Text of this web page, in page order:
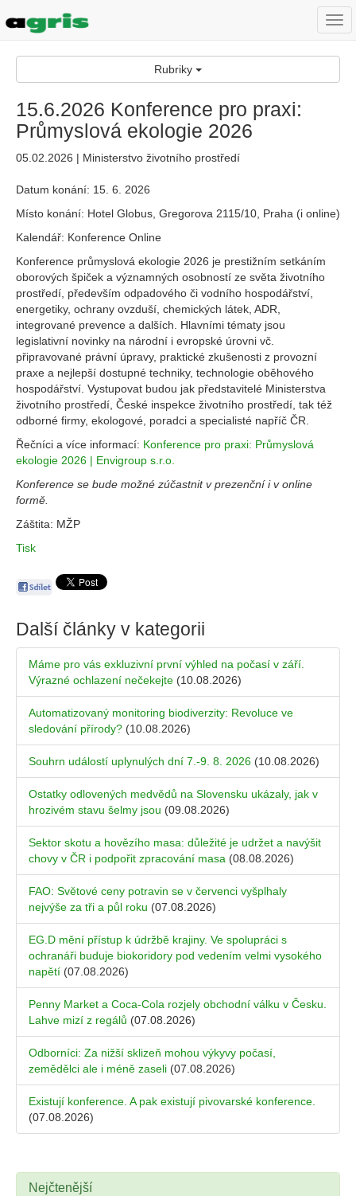
Rubriky
15.6.2026 Konference pro praxi:
Průmyslová ekologie 2026
05.02.2026 | Ministerstvo životního prostředí
Datum konání: 15. 6. 2026
Místo konání: Hotel Globus, Gregorova 2115/10, Praha (i online)
Kalendář: Konference Online
Konference průmyslová ekologie 2026 je prestižním setkáním
oborových špiček a významných osobností ze světa životního
prostředí, především odpadového či vodního hospodářství,
energetiky, ochrany ovzduší, chemických látek, ADR,
integrované prevence a dalších. Hlavními tématy jsou
legislativní novinky na národní i evropské úrovni vč.
připravované právní úpravy, praktické zkušenosti z provozní
praxe a nejlepší dostupné techniky, technologie oběhového
hospodářství. Vystupovat budou jak představitelé Ministerstva
životního prostředí, České inspekce životního prostředí, tak též
odborné firmy, ekologové, poradci a specialisté napříč ČR.
Řečníci a více informací: Konference pro praxi: Průmyslová
ekologie 2026 | Envigroup s.r.o.
Konference se bude možné zúčastnit v prezenční i v online
formě.
Záštita: MŽP
Tisk
Další články v kategorii
Máme pro vás exkluzivní první výhled na počasí v září.
Výrazné ochlazení nečekejte (10.08.2026)
Automatizovaný monitoring biodiverzity: Revoluce ve
sledování přírody? (10.08.2026)
Souhrn událostí uplynulých dní 7.-9. 8. 2026 (10.08.2026)
Ostatky odlovených medvědů na Slovensku ukázaly, jak v
hrozivém stavu šelmy jsou (09.08.2026)
Sektor skotu a hovězího masa: důležité je udržet a navýšit
chovy v ČR i podpořit zpracování masa (08.08.2026)
FAO: Světové ceny potravin se v červenci vyšplhaly
nejvýše za tři a půl roku (07.08.2026)
EG.D mění přístup k údržbě krajiny. Ve spolupráci s
ochranáři buduje biokoridory pod vedením velmi vysokého
napětí (07.08.2026)
Penny Market a Coca-Cola rozjely obchodní válku v Česku.
Lahve mizí z regálů (07.08.2026)
Odborníci: Za nižší sklizeň mohou výkyvy počasí,
zemědělci ale i méně zaseli (07.08.2026)
Existují konference. A pak existují pivovarské konference.
(07.08.2026)
Nejčtenější